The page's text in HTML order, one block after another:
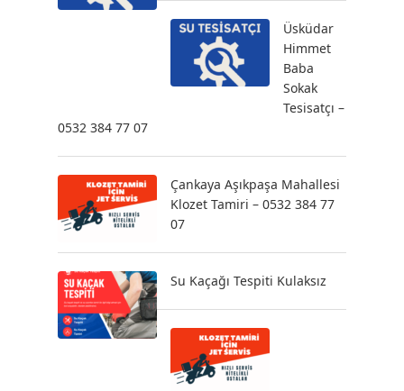
Üsküdar
Himmet
Baba
Sokak
Tesisatçı –
0532 384 77 07
Çankaya Aşıkpaşa Mahallesi
Klozet Tamiri – 0532 384 77
07
Su Kaçağı Tespiti Kulaksız